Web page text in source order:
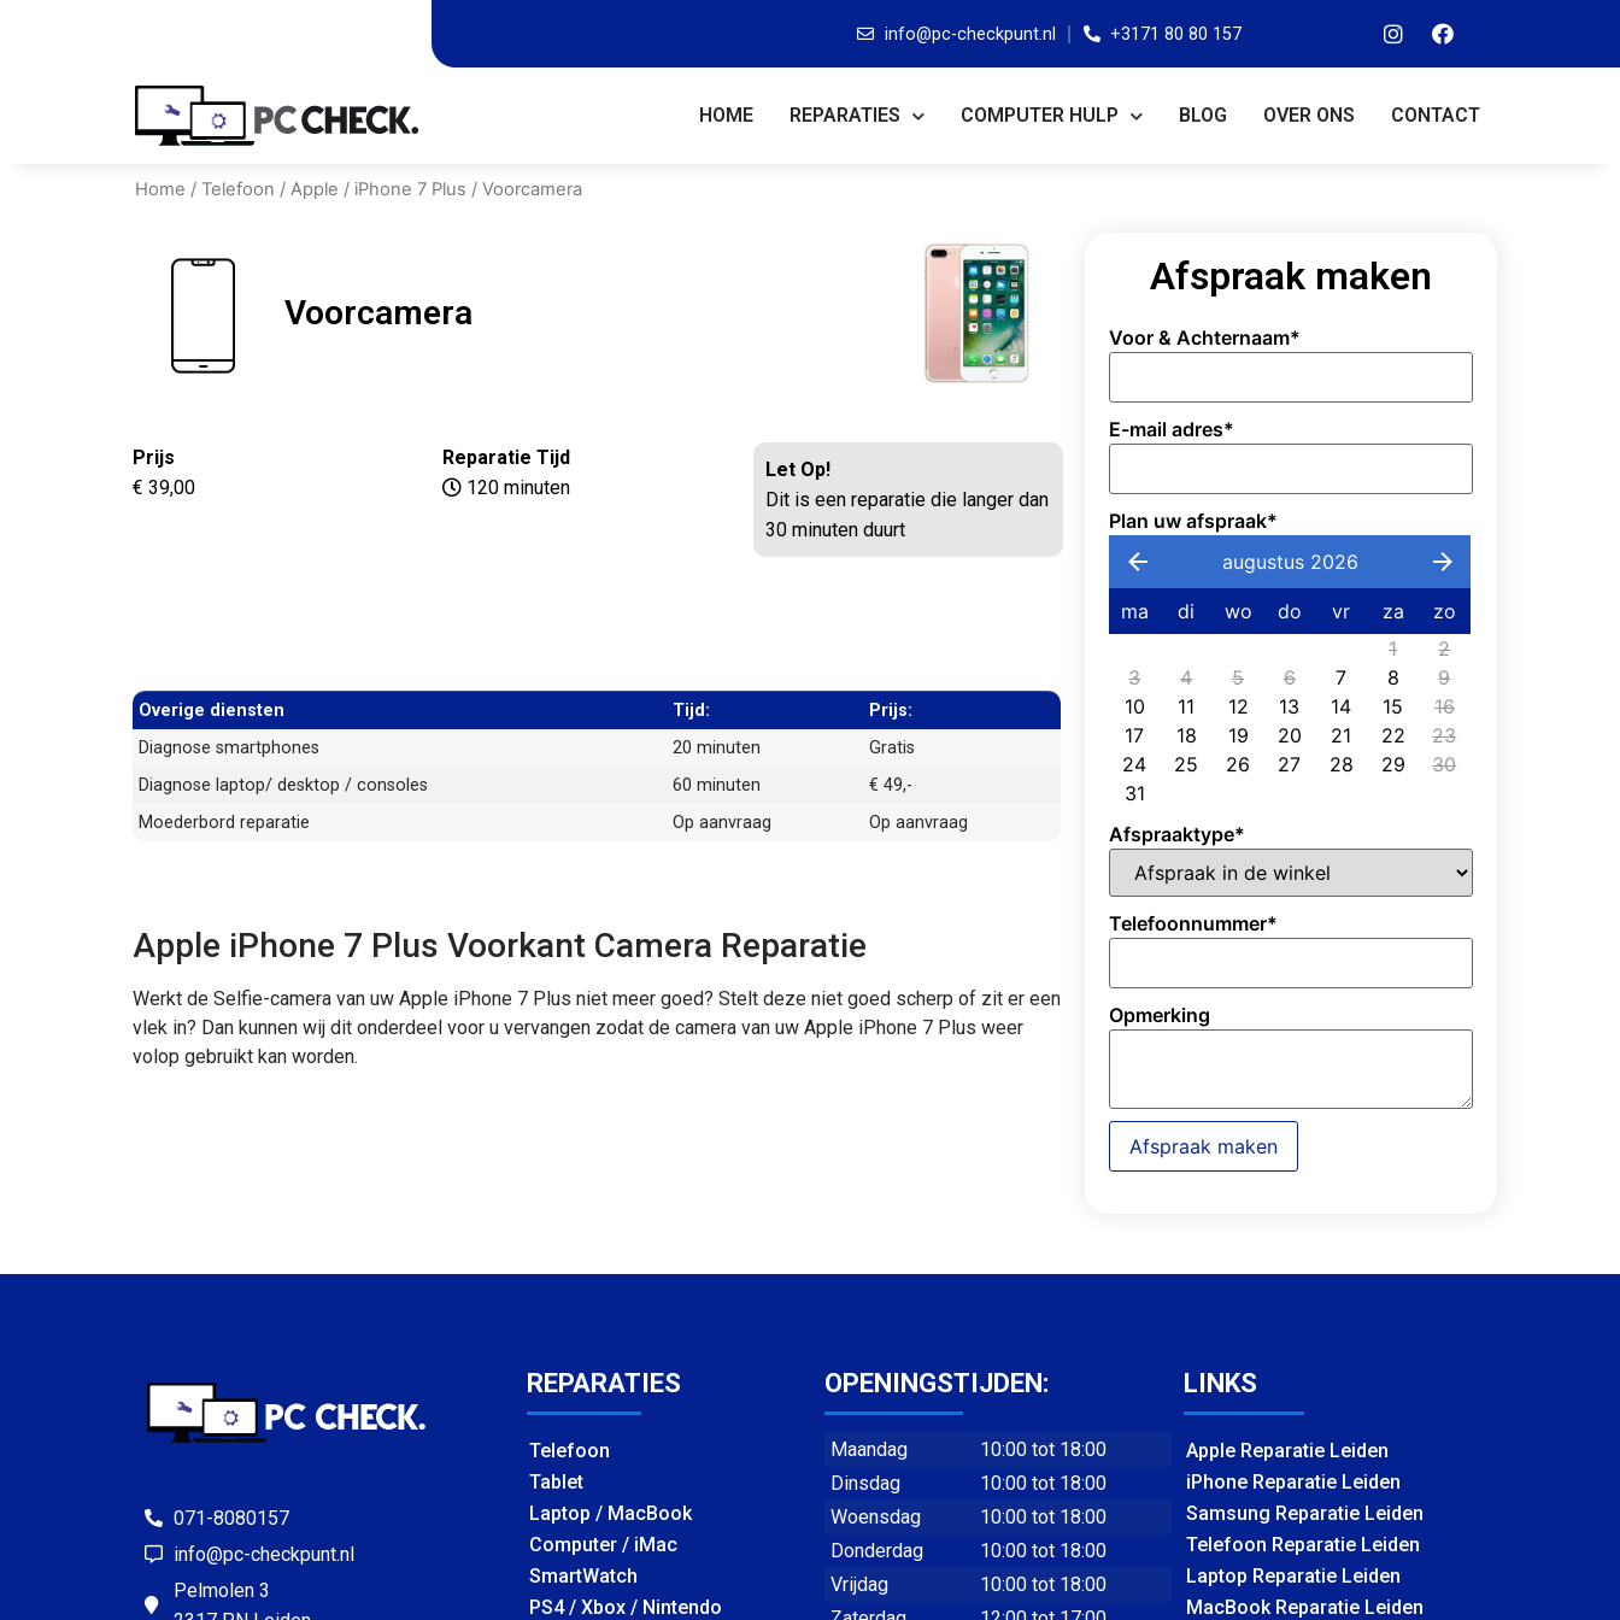
info@pc-checkpunt.nl +3171 80 80 157
HOME REPARATIES COMPUTER HULP BLOG OVER ONS CONTACT
Home / Telefoon / Apple / iPhone 7 Plus / Voorcamera
Voorcamera
Prijs
€ 39,00
Reparatie Tijd
120 minuten
Let Op!
Dit is een reparatie die langer dan
30 minuten duurt
Overige diensten Tijd:
Prijs:
Diagnose smartphones
20 minuten
Gratis
Diagnose laptop/ desktop / consoles
60 minuten
€ 49,-
Moederbord reparatie
Op aanvraag Op aanvraag
Apple iPhone 7 Plus Voorkant Camera Reparatie
Werkt de Selfie-camera van uw Apple iPhone 7 Plus niet meer goed? Stelt deze niet goed scherp of zit er een
vlek in? Dan kunnen wij dit onderdeel voor u vervangen zodat de camera van uw Apple iPhone 7 Plus weer
volop gebruikt kan worden.
Afspraak maken
Voor & Achternaam*
E-mail adres*
Plan uw afspraak*
augustus 2026
ma di wo do vr za
zo
1
2
3
4 5 6 7 8
9
10
11 12 13 14 15
16
17
18 19 20 21 22
23
24
25 26 27 28 29
30
31
Afspraaktype*
Telefoonnummer*
Opmerking
Afspraak maken
071-8080157
info@pc-checkpunt.nl
Pelmolen 3
REPARATIES
Telefoon
Tablet
Laptop / MacBook
Computer / iMac
SmartWatch
PS4 / Xbox / Nintendo
OPENINGSTIJDEN:
Maandag
10:00 tot 18:00
Dinsdag
10:00 tot 18:00
Woensdag
10:00 tot 18:00
Donderdag
10:00 tot 18:00
Vrijdag
10:00 tot 18:00
LINKS
Apple Reparatie Leiden
iPhone Reparatie Leiden
Samsung Reparatie Leiden
Telefoon Reparatie Leiden
Laptop Reparatie Leiden
MacBook Reparatie Leiden